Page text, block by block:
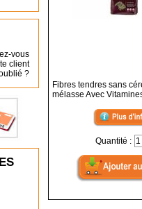
vous
client
?
Fibres tendres sans
mélasse Avec
Quantité :